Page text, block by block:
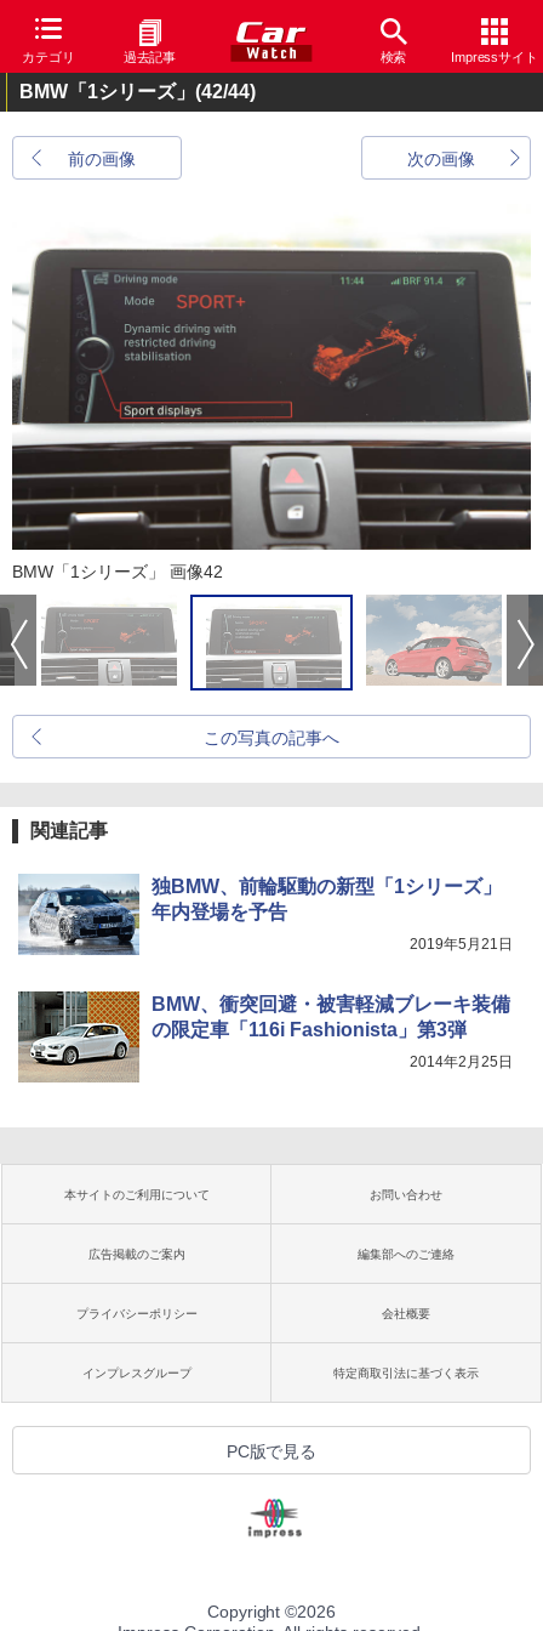
カテゴリ 過去記事 検索 Impressサイト
BMW「1シリーズ」 (42/44)
前の画像 次の画像
BMW「1シリーズ」 画像42
この写真の記事へ
関連記事
独BMW、前輪駆動の新型「1シリーズ」
年内登場を予告
2019年5月21日
BMW、衝突回避・被害軽減ブレーキ装備
の限定車「116i Fashionista」第3弾
2014年2月25日
本サイトのご利用について お問い合わせ
広告掲載のご案内 編集部へのご連絡
プライバシーポリシー 会社概要
インプレスグループ 特定商取引法に基づく表示
PC版で見る
Copyright ©2026